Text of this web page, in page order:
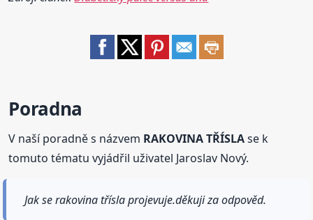
Poradna
V naší poradně s názvem RAKOVINA TŘÍSLAse k
tomuto tématu vyjádřil uživatel Jaroslav Nový.
Jak se rakovina třísla projevuje.děkuji za odpověd.